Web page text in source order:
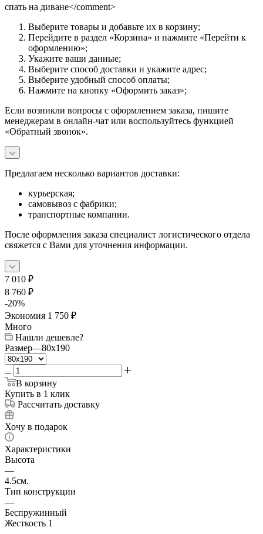
спать на диване</comment>
Выберите товары и добавьте их в корзину;
Перейдите в раздел «Корзина» и нажмите «Перейти к
оформлению»;
Укажите ваши данные;
Выберите способ доставки и укажите адрес;
Выберите удобный способ оплаты;
Нажмите на кнопку «Оформить заказ»;
Если возникли вопросы с оформлением заказа, пишите
менеджерам в онлайн-чат или воспользуйтесь функцией
«Обратный звонок».
Предлагаем несколько вариантов доставки:
курьерская;
самовывоз с фабрики;
транспортные компании.
После оформления заказа специалист логистического отдела
свяжется с Вами для уточнения информации.
7 010 ₽
8 760 ₽
-20%
Экономия 1 750 ₽
Много
Нашли дешевле?
Размер—80x190
В корзину
Купить в 1 клик
Рассчитать доставку
Хочу в подарок
Характеристики
Высота
—
4.5см.
Тип конструкции
—
Беспружинный
Жесткость 1